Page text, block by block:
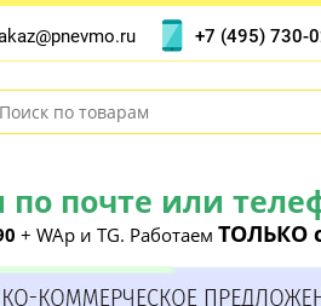
почте или
+ WAp и TG. Работаем ТОЛЬКО
+7 (495) 730-